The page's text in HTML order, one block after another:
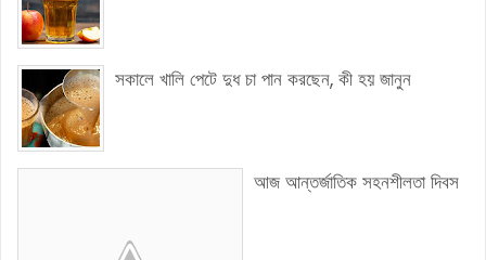
সকালে খালি পেটে দুধ চা পান করছেন, কী হয় জানুন
আজ আন্তর্জাতিক সহনশীলতা দিবস